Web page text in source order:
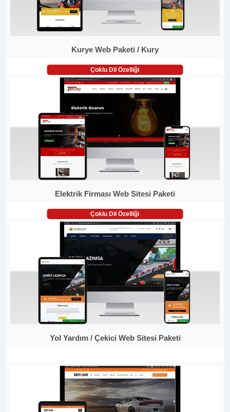
Kurye Web Paketi / Kury
Çoklu Dil Özelliği
Elektrik Firması Web Sitesi Paketi
Çoklu Dil Özelliği
Yol Yardım / Çekici Web Sitesi Paketi